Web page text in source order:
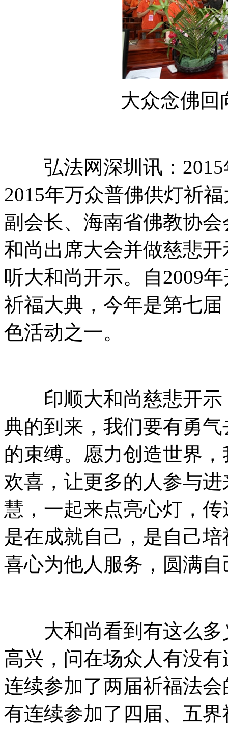
大众念佛回
弘法网深圳讯：2015
2015年万众普佛供灯祈
副会长、海南省佛教协
和尚出席大会并做慈悲
听大和尚开示。自2009
祈福大典，今年是第七
色活动之一。
印顺大和尚慈悲开示
典的到来，我们要有勇
的束缚。愿力创造世界
欢喜，让更多的人参与
慧，一起来点亮心灯，
是在成就自己，是自己
喜心为他人服务，圆满自
大和尚看到有这么多
高兴，问在场众人有没
连续参加了两届祈福法
有连续参加了四届、五